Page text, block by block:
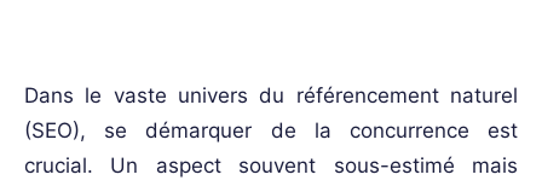
Dans le vaste univers du référencement naturel
(SEO), se démarquer de la concurrence est
crucial. Un aspect souvent sous-estimé mais